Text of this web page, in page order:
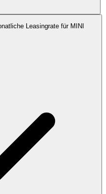
Leasingrate für MINI